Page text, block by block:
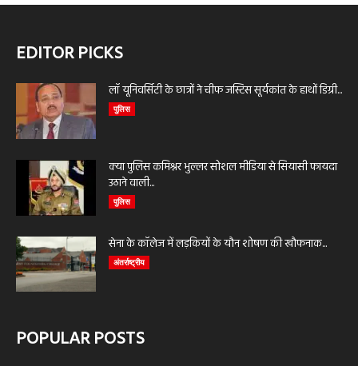
EDITOR PICKS
लॉ यूनिवर्सिटी के छात्रों ने चीफ जस्टिस सूर्यकांत के हाथों डिग्री...
पुलिस
क्या पुलिस कमिश्नर भुल्लर सोशल मीडिया से सियासी फायदा
उठाने वाली...
पुलिस
सेना के कॉलेज में लड़कियों के यौन शोषण की खौफनाक...
अंतर्राष्ट्रीय
POPULAR POSTS